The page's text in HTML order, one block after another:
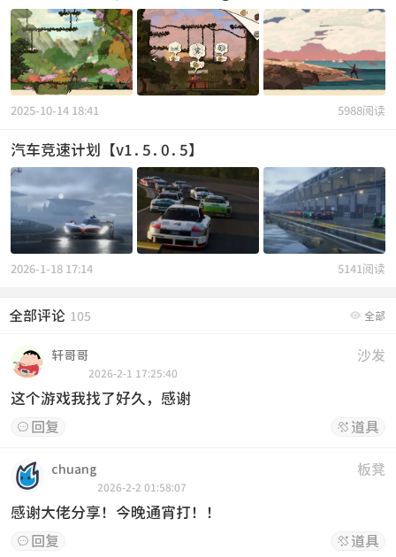
5988阅读
2025-10-14 18:41
汽车竞速计划【v1.5.0.5】
5141阅读
2026-1-18 17:14
 全部
全部评论 105
沙发
轩哥哥
2026-2-1 17:25:40
这个游戏我找了好久，感谢
 回复  道具
板凳
chuang
2026-2-2 01:58:07
感谢大佬分享！今晚通宵打！！
 回复  道具